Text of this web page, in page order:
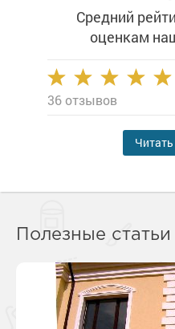
Средний
оценкам
36 отзывов
Полезные статьи